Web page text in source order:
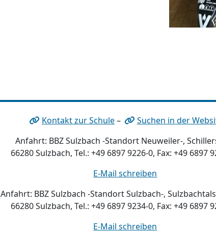
Kontakt zur Schule–
Suchen in der
Anfahrt: BBZ Sulzbach -Standort Neuweiler-,
66280 Sulzbach, Tel.: +49 6897 9226-0, Fax: +49 6897
E-Mail schreiben
Anfahrt: BBZ Sulzbach -Standort Sulzbach-,
66280 Sulzbach, Tel.: +49 6897 9234-0, Fax: +49 6897
E-Mail schreiben